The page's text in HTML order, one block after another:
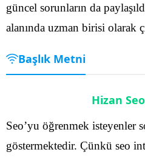
güncel sorunların da
alanında uzman birisi olarak
Başlık Metni
Hizan
Seo’yu öğrenmek isteyenler
göstermektedir. Çünkü seo